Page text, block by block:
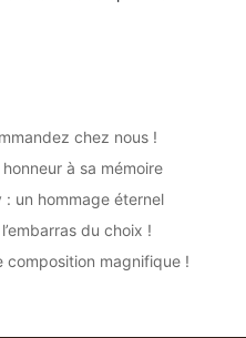
chez nous !
à sa mémoire
: un hommage éternel
du choix !
composition magnifique !